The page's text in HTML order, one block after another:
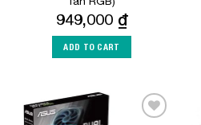
949,000 ₫
ADD TO CART